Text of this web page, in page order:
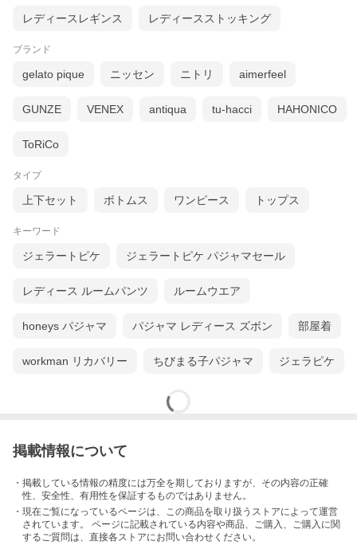
レディースレギンス レディースストッキング
ブランド
gelato pique ニッセン ニトリ aimerfeel
GUNZE VENEX antiqua tu-hacci HAHONICO
ToRiCo
タイプ
上下セット ボトムス ワンピース トップス
キーワード
ジェラートピケ ジェラートピケ パジャマセール
レディース ルームパンツ ルームウエア
honeys パジャマ パジャマ レディース ズボン 部屋着
workman リカバリー ちびまる子パジャマ ジェラピケ
掲載情報について
・掲載している情報の精度には万全を期しておりますが、その内容の正確
性、安全性、有用性を保証するものではありません。
・現在ご覧になっているページは、この商品を取り扱うストアによって運営
されています。 ページに記載されている内容や商品、ご購入 、ご購入に関
するご質問は、直接各ストアにお問い合わせください。